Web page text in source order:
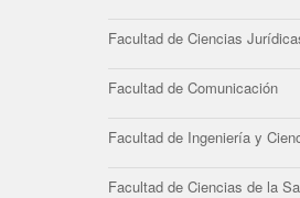
Facultad de Ciencias
Facultad de Comunicación
Facultad de Ingeniería y
Facultad de Ciencias de la